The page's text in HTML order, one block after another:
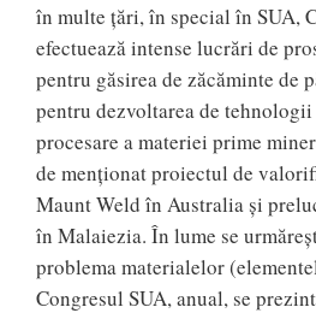
în multe ţări, în special în SUA,
efectuează intense lucrări de
pentru găsirea de zăcăminte de
pentru dezvoltarea de
procesare a materiei prime
de menţionat proiectul de
Maunt Weld în Australia şi
în Malaiezia. În lume se
problema materialelor
Congresul SUA, anual, se